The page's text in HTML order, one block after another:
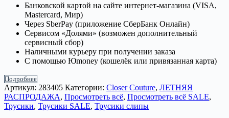
Банковской картой на сайте интернет-магазина (VISA,
Mastercard, Мир)
Через SberPay (приложение СберБанк Онлайн)
Сервисом «Долями» (возможен дополнительный
сервисный сбор)
Наличными курьеру при получении заказа
С помощью Юmoney (кошелёк или привязанная карта)
Подробнее
Артикул: 283405 Категории: Closer Couture, ЛЕТНЯЯ
РАСПРОДАЖА, Просмотреть всё, Просмотреть всё SALE,
Трусики, Трусики SALE, Трусики слипы